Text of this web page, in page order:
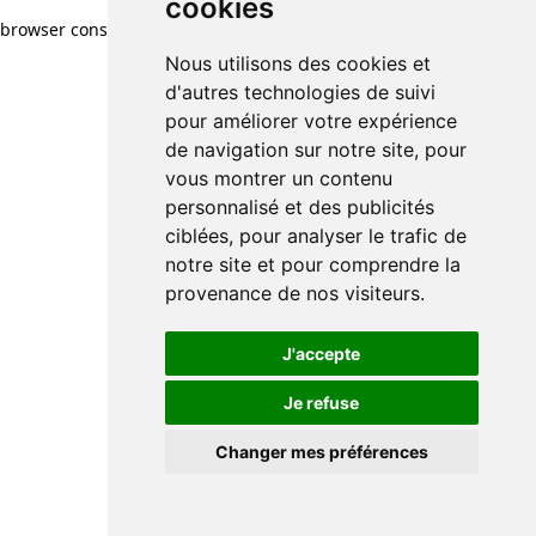
cookies
Nous utilisons des cookies et
d'autres technologies de suivi
pour améliorer votre expérience
de navigation sur notre site, pour
vous montrer un contenu
personnalisé et des publicités
ciblées, pour analyser le trafic de
notre site et pour comprendre la
provenance de nos visiteurs.
J'accepte
Je refuse
Changer mes préférences
browser console for more information)